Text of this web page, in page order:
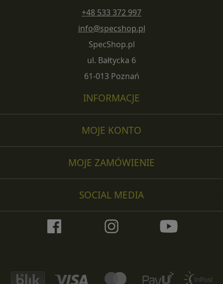
MOJE ZAMÓWIENIE
MOJE KONTO
+48 533 372 997
info@specshop.pl
SpecShop.pl
ul. Bałtycka 6
61-013 Poznań
INFORMACJE
SOCIAL MEDIA